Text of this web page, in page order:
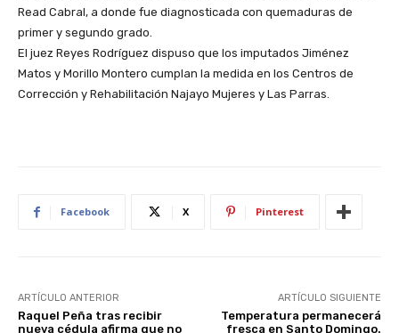
Read Cabral, a donde fue diagnosticada con quemaduras de
primer y segundo grado.
El juez Reyes Rodríguez dispuso que los imputados Jiménez
Matos y Morillo Montero cumplan la medida en los Centros de
Corrección y Rehabilitación Najayo Mujeres y Las Parras.
Facebook X Pinterest
ARTÍCULO ANTERIOR
Raquel Peña tras recibir
nueva cédula afirma que no
ARTÍCULO SIGUIENTE
Temperatura permanecerá
fresca en Santo Domingo.